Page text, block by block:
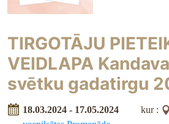
TIRGOTĀJU
VEIDLAPA
svētku gadatirgu
18.03.2024 - 17.05.2024 kur :